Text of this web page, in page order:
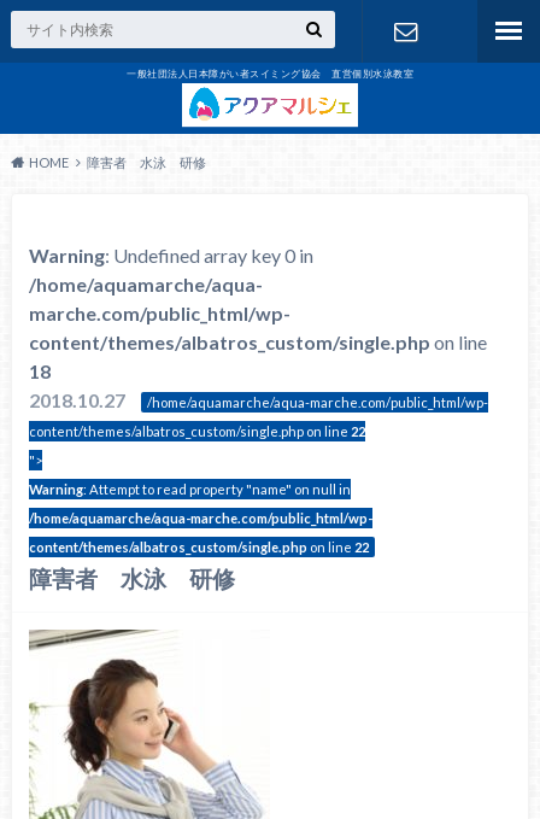
一般社団法人日本障がい者スイミング協会 直営個別水泳教室
HOME 障害者 水泳 研修
Warning: Undefined array key 0 in
/home/aquamarche/aqua-
marche.com/public_html/wp-
content/themes/albatros_custom/single.php on line
18
2018.10.27
/home/aquamarche/aqua-marche.com/public_html/wp-
content/themes/albatros_custom/single.php on line 22
">
Warning: Attempt to read property "name" on null in
/home/aquamarche/aqua-marche.com/public_html/wp-
content/themes/albatros_custom/single.php on line 22
障害者 水泳 研修